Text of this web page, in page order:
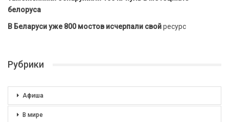
белоруса
В Беларуси уже 800 мостов исчерпали свойресурс
Рубрики
Афиша
В мире